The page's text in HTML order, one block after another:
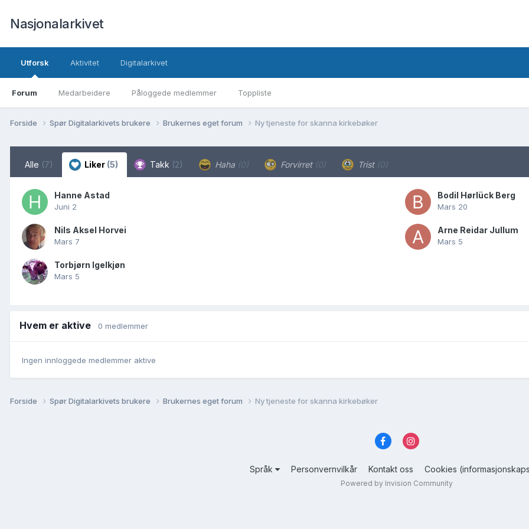
Nasjonalarkivet
Utforsk
Forum Medarbeidere Påloggede medlemmer Toppliste
Aktivitet Digitalarkivet
Forside Spør Digitalarkivets brukere Brukernes eget forum Ny tjeneste for skanna kirkebøker
Alle (7) Liker (5) Takk (2) Haha (0) Forvirret (0) Trist (0)
Hanne Astad
Juni 2
Bodil Hørlück Berg
Mars 20
Nils Aksel Horvei
Mars 7
Arne Reidar Jullum
Mars 5
Torbjørn Igelkjøn
Mars 5
Hvem er aktive 0 medlemmer
Ingen innloggede medlemmer aktive
Forside Spør Digitalarkivets brukere Brukernes eget forum Ny tjeneste for skanna kirkebøker
Språk Personvernvilkår Kontakt oss Cookies
Powered by Invision Community